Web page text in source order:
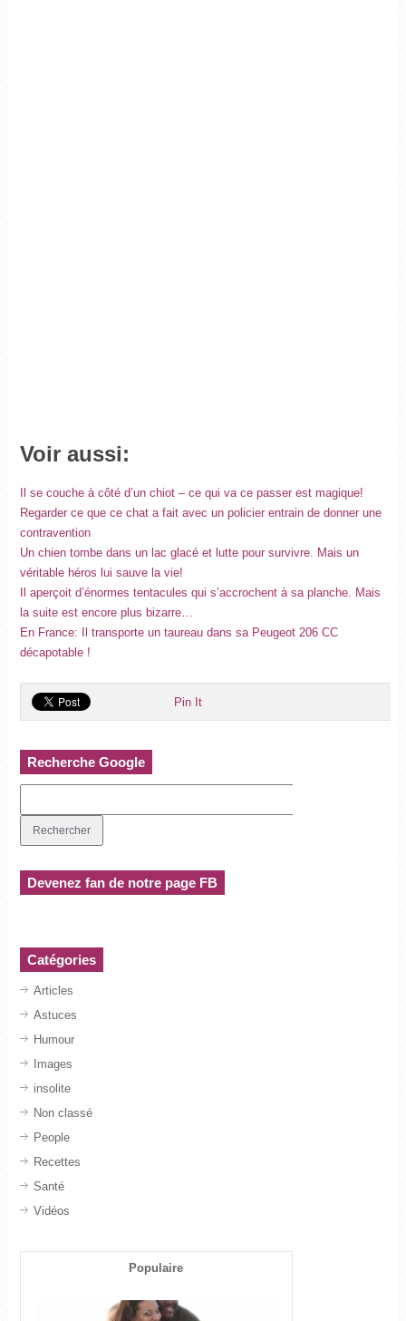
Voir aussi:
Il se couche à côté d’un chiot – ce qui va ce passer est magique!
Regarder ce que ce chat a fait avec un policier entrain de donner une
contravention
Un chien tombe dans un lac glacé et lutte pour survivre. Mais un
véritable héros lui sauve la vie!
Il aperçoit d’énormes tentacules qui s’accrochent à sa planche. Mais
la suite est encore plus bizarre…
En France: Il transporte un taureau dans sa Peugeot 206 CC
décapotable !
Pin It
Recherche Google
Devenez fan de notre page FB
Catégories
Articles
Astuces
Humour
Images
insolite
Non classé
People
Recettes
Santé
Vidéos
Populaire